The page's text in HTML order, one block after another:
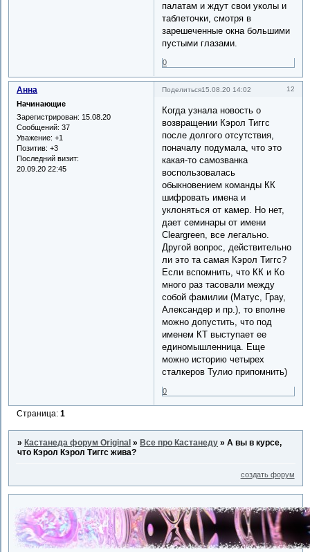
палатам и ждут свои уколы и
таблеточки, смотря в
зарешеченные окна большими
пустыми глазами.
0
Поделиться 12
15.08.20 14:02
Анна
Начинающие
Зарегистрирован: 15.08.20
Сообщений: 37
Уважение: +1
Позитив: +3
Последний визит:
20.09.20 22:45
Когда узнала новость о
возвращении Кэрол Тиггс
после долгого отсутствия,
поначалу подумала, что это
какая-то самозванка
воспользовалась
обыкновением команды КК
шифровать имена и
уклоняться от камер. Но нет,
дает семинары от имени
Cleargreen, все легально.
Другой вопрос, действительно
ли это та самая Кэрол Тиггс?
Если вспомнить, что КК и Ко
много раз тасовали между
собой фамилии (Матус, Грау,
Александер и пр.), то вполне
можно допустить, что под
именем КТ выступает ее
единомышленница. Еще
можно историю четырех
сталкеров Тулио припомнить)
0
Страница:1
» Кастанеда форум Original » Все про Кастанеду »А вы в курсе,
что Кэрол Кэрол Тиггс жива?
создать форум